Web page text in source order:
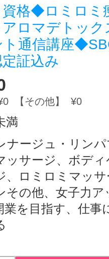
格◆ロミロミ
アロマデトッ
ト通信講座
証込み
¥0 【その他】 ¥0
満
ナージュ・リン
ッサージ、ボデ
、ロミロミマッ
その他、女子力ア
業を目指す、仕事